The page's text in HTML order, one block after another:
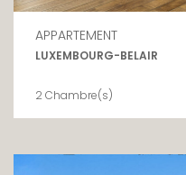
APPARTEMENT
LUXEMBOURG-BELAIR
2 Chambre(s)